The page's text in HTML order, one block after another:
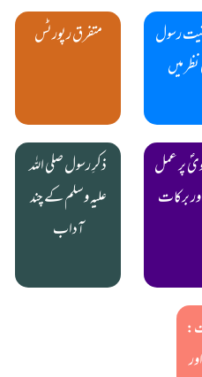
رسول
نظر میں
متفرق رپورٹس
پر عمل
برکات
ذکرِ رسول صلی اللہ
علیہ وسلم کے چند
آداب